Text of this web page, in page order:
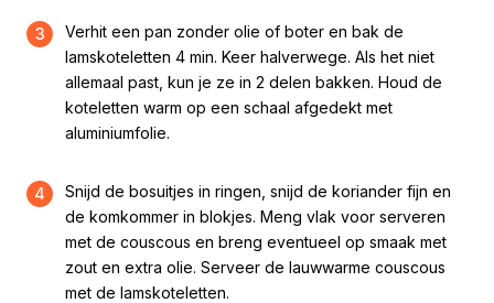
3
Verhit een pan zonder olie of boter en bak de
lamskoteletten 4 min. Keer halverwege. Als het niet
allemaal past, kun je ze in 2 delen bakken. Houd de
koteletten warm op een schaal afgedekt met
aluminiumfolie.
4
Snijd de bosuitjes in ringen, snijd de koriander fijn en
de komkommer in blokjes. Meng vlak voor serveren
met de couscous en breng eventueel op smaak met
zout en extra olie. Serveer de lauwwarme couscous
met de lamskoteletten.